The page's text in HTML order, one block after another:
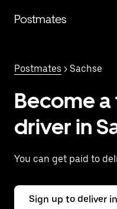
contenido
Postmates
Postmates > Sachse
Become
driver in
You can get paid to
Sign up to deliver